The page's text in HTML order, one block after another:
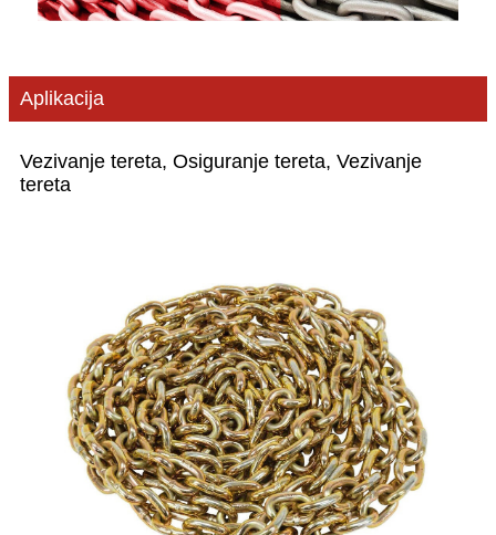
Aplikacija
Vezivanje tereta, Osiguranje tereta, Vezivanje
tereta